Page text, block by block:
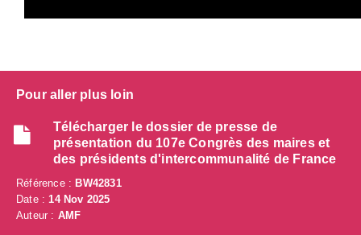
Pour aller plus loin
Télécharger le dossier de presse de
présentation du 107e Congrès des maires et
des présidents d'intercommunalité de France
Référence :BW42831
Date : 14 Nov 2025
Auteur : AMF